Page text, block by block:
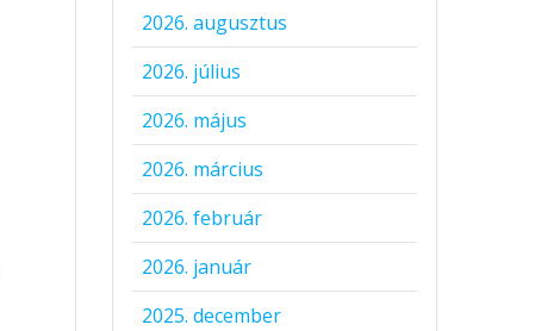
2026. augusztus
2026. július
2026. május
2026. március
2026. február
2026. január
2025. december